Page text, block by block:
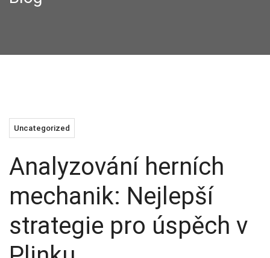
Uncategorized
Analyzování herních
mechanik: Nejlepší
strategie pro úspěch v